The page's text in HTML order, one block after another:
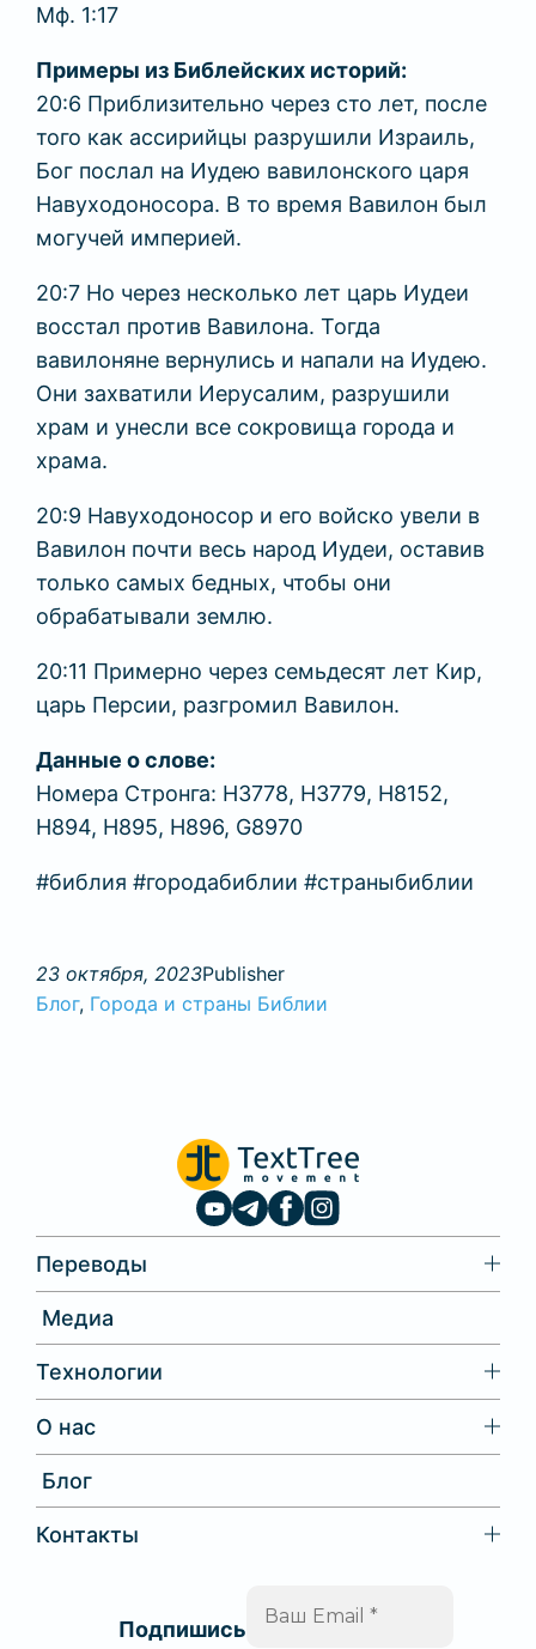
Мф. 1:17
Примеры из Библейских историй:
20:6 Приблизительно через сто лет, после
того как ассирийцы разрушили Израиль,
Бог послал на Иудею вавилонского царя
Навуходоносора. В то время Вавилон был
могучей империей.
20:7 Но через несколько лет царь Иудеи
восстал против Вавилона. Тогда
вавилоняне вернулись и напали на Иудею.
Они захватили Иерусалим, разрушили
храм и унесли все сокровища города и
храма.
20:9 Навуходоносор и его войско увели в
Вавилон почти весь народ Иудеи, оставив
только самых бедных, чтобы они
обрабатывали землю.
20:11 Примерно через семьдесят лет Кир,
царь Персии, разгромил Вавилон.
Данные о слове:
Номера Стронга: H3778, H3779, H8152,
H894, H895, H896, G8970
#библия #городабиблии #страныбиблии
23 октября, 2023Publisher
Блог, Города и страны Библии
Переводы
Медиа
Технологии
О нас
Блог
Контакты
Подпишись Email
*